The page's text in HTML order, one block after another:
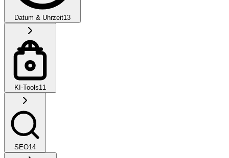
Datum & Uhrzeit13
KI-Tools11
SEO14